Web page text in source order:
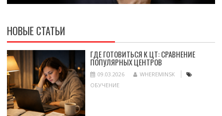
НОВЫЕ СТАТЬИ
ГДЕ ГОТОВИТЬСЯ К ЦТ: СРАВНЕНИЕ
ПОПУЛЯРНЫХ ЦЕНТРОВ
09.03.2026
WHEREMINSK
ОБУЧЕНИЕ